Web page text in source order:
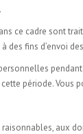
ce cadre sont
fins d’envoi
période. Vous
aux